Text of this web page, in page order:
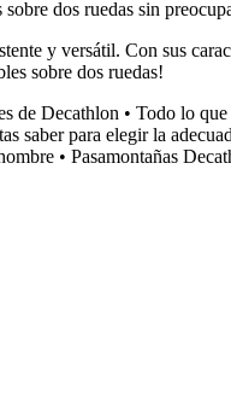
dos ruedas sin
y versátil. Con sus
sobre dos ruedas!
de Decathlon • Todo lo que
saber para elegir la
• Pasamontañas